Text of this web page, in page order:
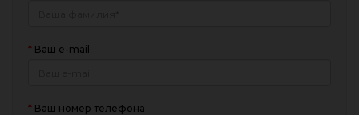
Ваш e-mail
Ваш номер телефона